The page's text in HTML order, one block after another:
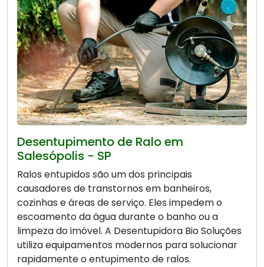
Desentupimento de Ralo em
Salesópolis - SP
Ralos entupidos são um dos principais
causadores de transtornos em banheiros,
cozinhas e áreas de serviço. Eles impedem o
escoamento da água durante o banho ou a
limpeza do imóvel. A Desentupidora Bio Soluções
utiliza equipamentos modernos para solucionar
rapidamente o entupimento de ralos.